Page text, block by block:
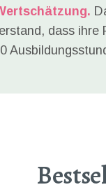
dass ihre